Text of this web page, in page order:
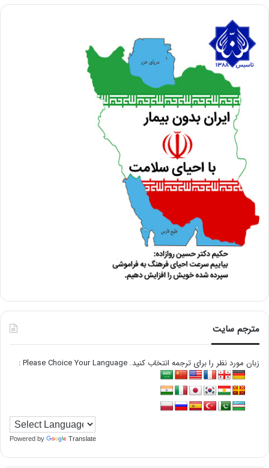
مترجم سایت
زبان مورد نظر را برای ترجمه انتخاب کنید. Please Choice Your Language :
Powered by Translate